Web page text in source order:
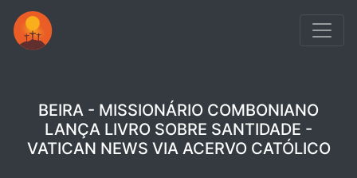
BEIRA - MISSIONÁRIO COMBONIANO
LANÇA LIVRO SOBRE SANTIDADE -
VATICAN NEWS VIA ACERVO CATÓLICO